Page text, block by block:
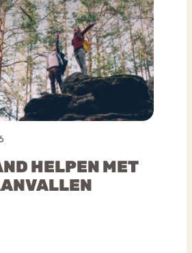
HELPEN MET